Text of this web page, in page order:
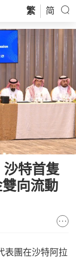
繁 简
特首隻
向流動
表團在沙特阿拉